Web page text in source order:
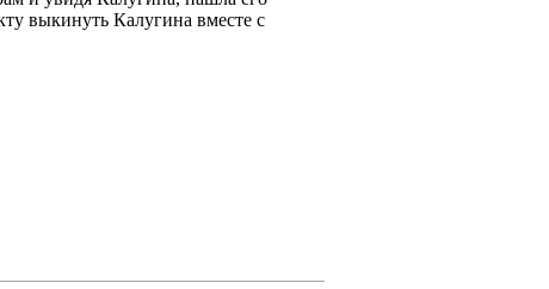
выкинуть Калугина вместе с